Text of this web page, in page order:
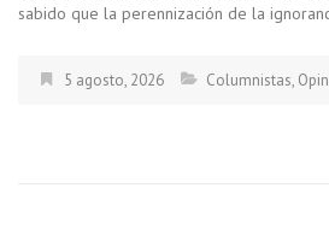
sabido que la perennización de la
5 agosto, 2026 Columnistas,